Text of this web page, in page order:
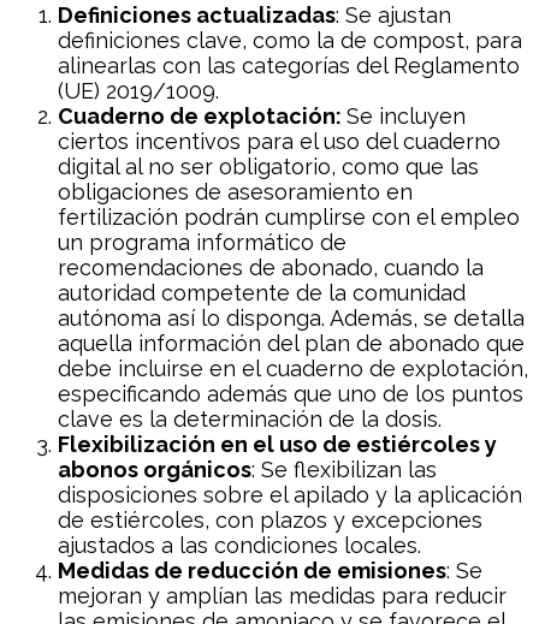
Definiciones actualizadas: Se ajustan
definiciones clave, como la de compost, para
alinearlas con las categorías del Reglamento
(UE) 2019/1009.
Cuaderno de explotación: Se incluyen
ciertos incentivos para el uso del cuaderno
digital al no ser obligatorio, como que las
obligaciones de asesoramiento en
fertilización podrán cumplirse con el empleo
un programa informático de
recomendaciones de abonado, cuando la
autoridad competente de la comunidad
autónoma así lo disponga. Además, se detalla
aquella información del plan de abonado que
debe incluirse en el cuaderno de explotación,
especificando además que uno de los puntos
clave es la determinación de la dosis.
Flexibilización en el uso de estiércoles y
abonos orgánicos: Se flexibilizan las
disposiciones sobre el apilado y la aplicación
de estiércoles, con plazos y excepciones
ajustados a las condiciones locales.
Medidas de reducción de emisiones: Se
mejoran y amplían las medidas para reducir